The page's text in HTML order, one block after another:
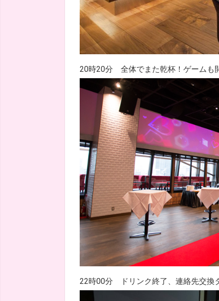
20時20分 全体でまた乾杯！ゲームも
22時00分 ドリンク終了、連絡先交換